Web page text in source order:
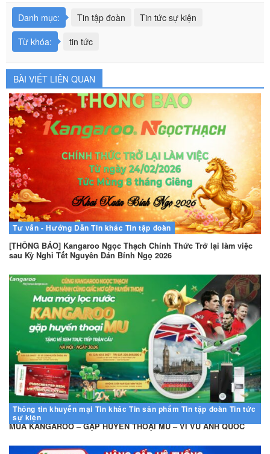
Danh mục: Tin tập đoàn
Tin tức sự kiện
Từ khóa:
tin tức
BÀI VIẾT LIÊN QUAN
Tư vấn - Hướng Dẫn Tin khác Tin tập đoàn
[THÔNG BÁO] Kangaroo Ngọc Thạch Chính Thức Trở lại làm việc
sau Kỳ Nghỉ Tết Nguyên Đán Bính Ngọ 2026
Thông tin khuyến mại Tin khác Tin sản phẩm Tin tập đoàn Tin tức
sự kiện
MUA KANGAROO – GẶP HUYỀN THOẠI MU – VI VU ANH QUỐC